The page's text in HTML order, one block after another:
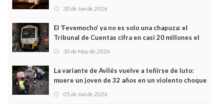
Asturias en Madrid
30 de Jun de 2026
El ‘Fevemocho’ ya no es solo una chapuza: el
Tribunal de Cuentas cifra en casi 20 millones el
sobrecoste de los trenes que no cabían por los
30 de May de 2026
La variante de Avilés vuelve a teñirse de luto:
muere un joven de 32 años en un violento choque
frontal
05 de Jun de 2026